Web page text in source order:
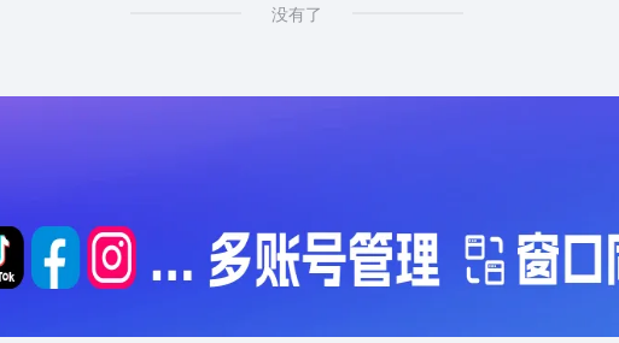
没有了